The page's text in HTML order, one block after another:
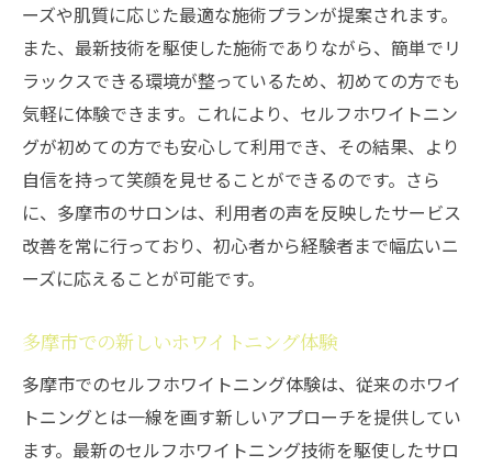
ーズや肌質に応じた最適な施術プランが提案されます。
また、最新技術を駆使した施術でありながら、簡単でリ
ラックスできる環境が整っているため、初めての方でも
気軽に体験できます。これにより、セルフホワイトニン
グが初めての方でも安心して利用でき、その結果、より
自信を持って笑顔を見せることができるのです。さら
に、多摩市のサロンは、利用者の声を反映したサービス
改善を常に行っており、初心者から経験者まで幅広いニ
ーズに応えることが可能です。
多摩市での新しいホワイトニング体験
多摩市でのセルフホワイトニング体験は、従来のホワイ
トニングとは一線を画す新しいアプローチを提供してい
ます。最新のセルフホワイトニング技術を駆使したサロ